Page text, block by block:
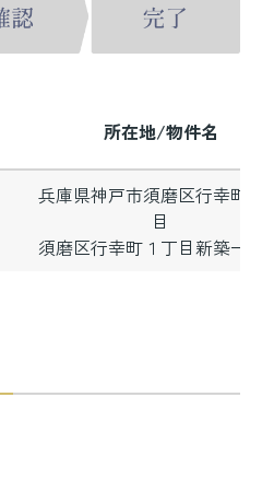
所在地/物件名
兵庫県神戸市須磨区行幸町
目
須磨区行幸町１丁目新築一